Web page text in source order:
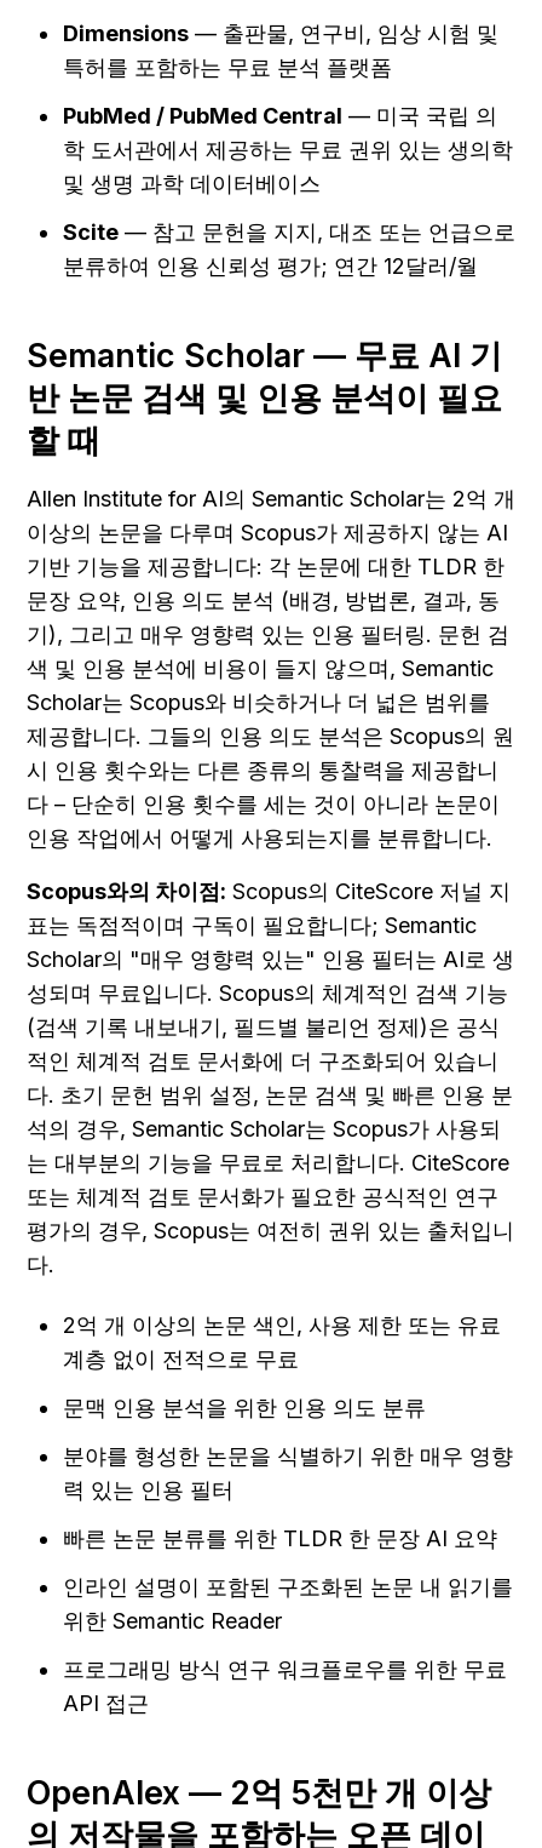
Dimensions — 출판물, 연구비, 임상 시험 및
특허를 포함하는 무료 분석 플랫폼
PubMed / PubMed Central — 미국 국립 의
학 도서관에서 제공하는 무료 권위 있는 생의학
및 생명 과학 데이터베이스
Scite — 참고 문헌을 지지, 대조 또는 언급으로
분류하여 인용 신뢰성 평가; 연간 12달러/월
Semantic Scholar — 무료 AI 기
반 논문 검색 및 인용 분석이 필요
할 때
Allen Institute for AI의 Semantic Scholar는 2억 개
이상의 논문을 다루며 Scopus가 제공하지 않는 AI
기반 기능을 제공합니다: 각 논문에 대한 TLDR 한
문장 요약, 인용 의도 분석 (배경, 방법론, 결과, 동
기), 그리고 매우 영향력 있는 인용 필터링. 문헌 검
색 및 인용 분석에 비용이 들지 않으며, Semantic
Scholar는 Scopus와 비슷하거나 더 넓은 범위를
제공합니다. 그들의 인용 의도 분석은 Scopus의 원
시 인용 횟수와는 다른 종류의 통찰력을 제공합니
다 – 단순히 인용 횟수를 세는 것이 아니라 논문이
인용 작업에서 어떻게 사용되는지를 분류합니다.
Scopus와의 차이점: Scopus의 CiteScore 저널 지
표는 독점적이며 구독이 필요합니다; Semantic
Scholar의 "매우 영향력 있는" 인용 필터는 AI로 생
성되며 무료입니다. Scopus의 체계적인 검색 기능
(검색 기록 내보내기, 필드별 불리언 정제)은 공식
적인 체계적 검토 문서화에 더 구조화되어 있습니
다. 초기 문헌 범위 설정, 논문 검색 및 빠른 인용 분
석의 경우, Semantic Scholar는 Scopus가 사용되
는 대부분의 기능을 무료로 처리합니다. CiteScore
또는 체계적 검토 문서화가 필요한 공식적인 연구
평가의 경우, Scopus는 여전히 권위 있는 출처입니
다.
2억 개 이상의 논문 색인, 사용 제한 또는 유료
계층 없이 전적으로 무료
문맥 인용 분석을 위한 인용 의도 분류
분야를 형성한 논문을 식별하기 위한 매우 영향
력 있는 인용 필터
빠른 논문 분류를 위한 TLDR 한 문장 AI 요약
인라인 설명이 포함된 구조화된 논문 내 읽기를
위한 Semantic Reader
프로그래밍 방식 연구 워크플로우를 위한 무료
API 접근
OpenAlex — 2억 5천만 개 이상
의 저작물을 포함하는 오픈 데이